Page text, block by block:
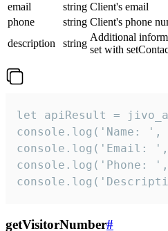
email
string Client's email
phone
string Client's phone
description
string
Additional
set with
let apiResult =
console.log('Name: ',
console.log('Email:
console.log('Phone:
getVisitorNumber#